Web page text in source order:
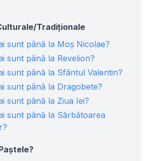
Tradiționale
sunt până la Moș Nicolae?
sunt până la Revelion?
sunt până la Sfântul Valentin?
sunt până la Dragobete?
sunt până la Ziua Iei?
sunt până la Sărbătoarea